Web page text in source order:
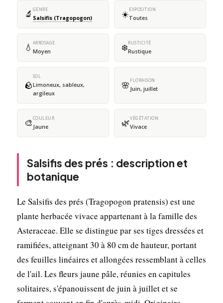
🔬 GENRE
Salsifis (Tragopogon) ☀️EXPOSITION
Toutes
💧 ARROSAGE
Moyen ❄️RUSTICITÉ
Rustique
🪨
SOL
Limoneux, sableux,
argileux
🌸 FLORAISON
Juin, juillet
🎨COULEUR
Jaune 🌿VÉGÉTATION
Vivace
Salsifis des prés : description et
botanique
Le Salsifis des prés (Tragopogon pratensis) est une
plante herbacée vivace appartenant à la famille des
Asteraceae. Elle se distingue par ses tiges dressées et
ramifiées, atteignant 30 à 80 cm de hauteur, portant
des feuilles linéaires et allongées ressemblant à celles
de l'ail. Les fleurs jaune pâle, réunies en capitules
solitaires, s'épanouissent de juin à juillet et se